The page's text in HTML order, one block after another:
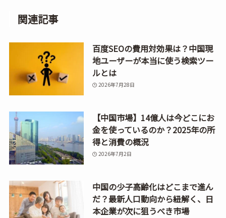
関連記事
百度SEOの費用対効果は？中国現
地ユーザーが本当に使う検索ツー
ルとは
2026年7月28日
【中国市場】14億人は今どこにお
金を使っているのか？2025年の所
得と消費の概況
2026年7月2日
中国の少子高齢化はどこまで進ん
だ？最新人口動向から紐解く、日
本企業が次に狙うべき市場